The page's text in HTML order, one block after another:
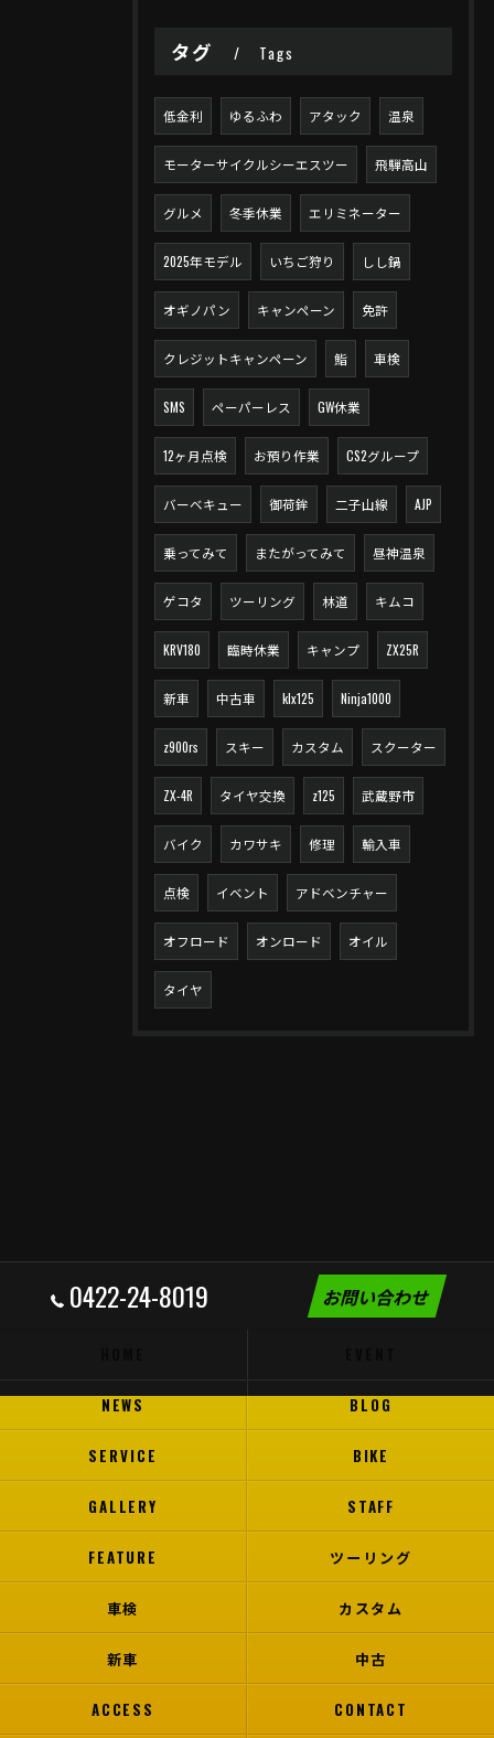
タグ Tags
低金利 ゆるふわ アタック 温泉
モーターサイクルシーエスツー 飛騨高山
グルメ 冬季休業 エリミネーター
2025年モデル いちご狩り しし鍋
オギノパン キャンペーン 免許
クレジットキャンペーン 鮨 車検
SMS ペーパーレス GW休業
12ヶ月点検 お預り作業 CS2グループ
バーベキュー 御荷鉾 二子山線 AJP
乗ってみて またがってみて 昼神温泉
ゲコタ ツーリング 林道 キムコ
KRV180 臨時休業 キャンプ ZX25R
新車 中古車 klx125 Ninja1000
z900rs スキー カスタム スクーター
ZX-4R タイヤ交換 z125 武蔵野市
バイク カワサキ 修理 輸入車
点検 イベント アドベンチャー
オフロード オンロード オイル
タイヤ
0422-24-8019 お問い合わせ
NEWS BLOG
SERVICE BIKE
GALLERY STAFF
FEATURE ツーリング
車検 カスタム
新車 中古
ACCESS CONTACT